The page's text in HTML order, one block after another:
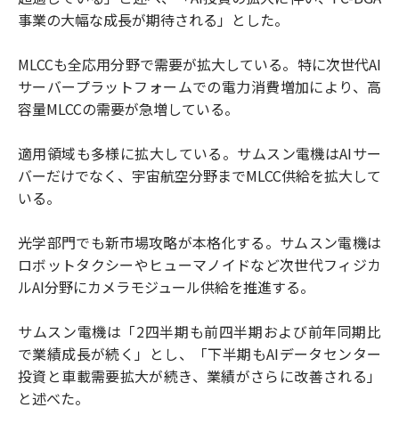
事業の大幅な成長が期待される」とした。
MLCCも全応用分野で需要が拡大している。特に次世代AI
サーバープラットフォームでの電力消費増加により、高
容量MLCCの需要が急増している。
適用領域も多様に拡大している。サムスン電機はAIサー
バーだけでなく、宇宙航空分野までMLCC供給を拡大して
いる。
光学部門でも新市場攻略が本格化する。サムスン電機は
ロボットタクシーやヒューマノイドなど次世代フィジカ
ルAI分野にカメラモジュール供給を推進する。
サムスン電機は「2四半期も前四半期および前年同期比
で業績成長が続く」とし、「下半期もAIデータセンター
投資と車載需要拡大が続き、業績がさらに改善される」
と述べた。